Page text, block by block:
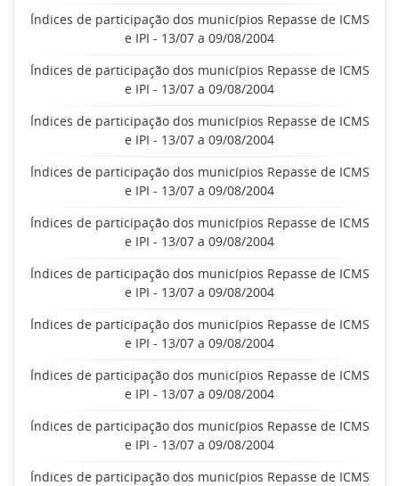
Índices de participação dos municípios Repasse de ICMS
e IPI - 13/07 a 09/08/2004
Índices de participação dos municípios Repasse de ICMS
e IPI - 13/07 a 09/08/2004
Índices de participação dos municípios Repasse de ICMS
e IPI - 13/07 a 09/08/2004
Índices de participação dos municípios Repasse de ICMS
e IPI - 13/07 a 09/08/2004
Índices de participação dos municípios Repasse de ICMS
e IPI - 13/07 a 09/08/2004
Índices de participação dos municípios Repasse de ICMS
e IPI - 13/07 a 09/08/2004
Índices de participação dos municípios Repasse de ICMS
e IPI - 13/07 a 09/08/2004
Índices de participação dos municípios Repasse de ICMS
e IPI - 13/07 a 09/08/2004
Índices de participação dos municípios Repasse de ICMS
e IPI - 13/07 a 09/08/2004
Índices de participação dos municípios Repasse de ICMS